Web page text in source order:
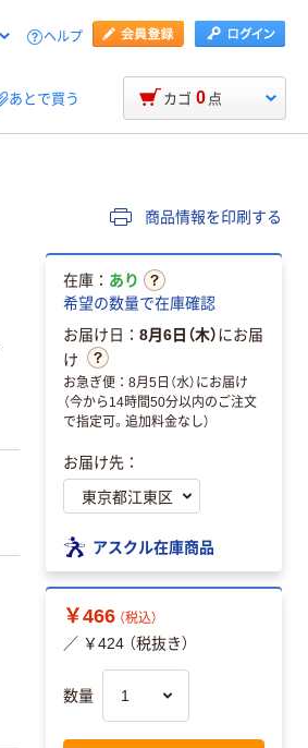
ヘルプ
あとで買う カゴ 0 点
商品情報を印刷する
在庫： あり
希望の数量で在庫確認
お届け日： 8月6日（木）にお届
け
お急ぎ便：8月5日（水）にお届け
（今から14時間50分以内のご注文
で指定可。追加料金なし）
お届け先：
アスクル在庫商品
￥466 （税込）
／ ￥424 （税抜き）
数量